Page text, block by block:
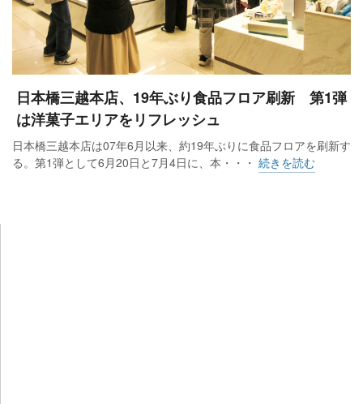
日本橋三越本店、19年ぶり食品フロア刷新 第1弾
は洋菓子エリアをリフレッシュ
日本橋三越本店は07年6月以来、約19年ぶりに食品フロアを刷新す
る。第1弾として6月20日と7月4日に、本・・・ 続きを読む